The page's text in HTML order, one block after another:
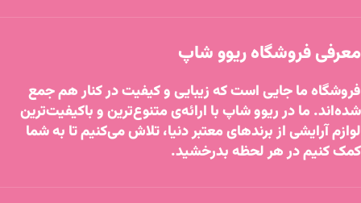
معرفی فروشگاه ریوو شاپ
فروشگاه ما جایی است که زیبایی و کیفیت در کنار هم جمع
شده‌اند. ما در ریوو شاپ با ارائه‌ی متنوع‌ترین و باکیفیت‌ترین
لوازم آرایشی از برندهای معتبر دنیا، تلاش می‌کنیم تا به شما
کمک کنیم در هر لحظه بدرخشید.